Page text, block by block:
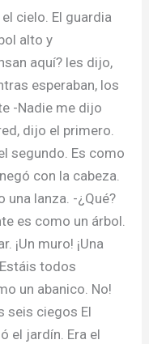
cielo. El guardia
alto y
aquí? les dijo,
esperaban, los
-Nadie me dijo
dijo el primero.
segundo. Es como
con la cabeza.
una lanza. -¿Qué?
es como un árbol.
¡Un muro! ¡Una
Estáis todos
un abanico. No!
seis ciegos El
el jardín. Era el